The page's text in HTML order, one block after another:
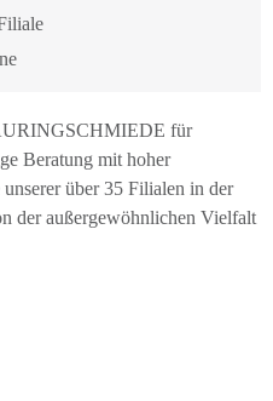
für
Beratung mit hoher
über 35 Filialen in der
der außergewöhnlichen Vielfalt